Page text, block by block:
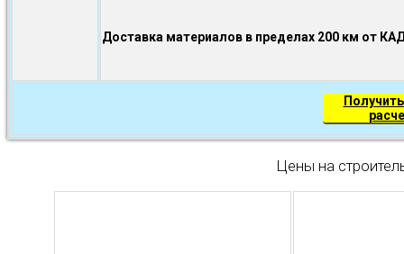
Доставка материалов в пределах 200 км от
Цены на